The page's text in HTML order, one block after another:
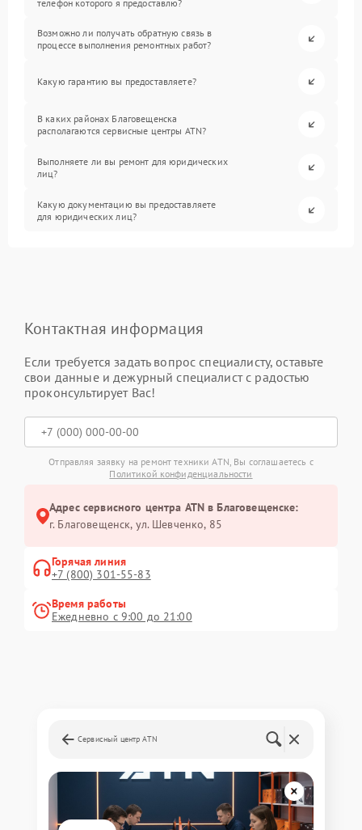
телефон которого я предоставлю?
Возможно ли получать обратную связь в
процессе выполнения ремонтных работ?
Какую гарантию вы предоставляете?
В каких районах Благовещенска
располагаются сервисные центры ATN?
Выполняете ли вы ремонт для юридических
лиц?
Какую документацию вы предоставляете
для юридических лиц?
Контактная информация
Если требуется задать вопрос специалисту, оставьте
свои данные и дежурный специалист с радостью
проконсультирует Вас!
Отправляя заявку на ремонт техники ATN, Вы соглашаетесь с
Политикой конфиденциальности
Адрес сервисного центра ATN в Благовещенске:
г. Благовещенск, ул. Шевченко, 85
Горячая линия
+7 (800) 301-55-83
Время работы
Ежедневно с 9:00 до 21:00
Сервисный центр ATN